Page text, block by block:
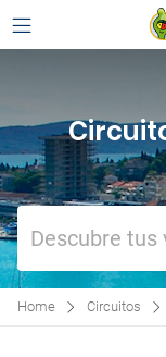
Descubre tus
Home Circuitos